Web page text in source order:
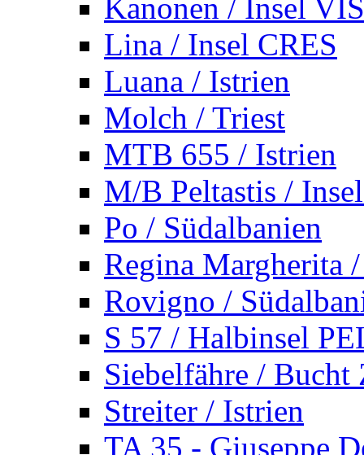
Kanonen / Insel VIS
Lina / Insel CRES
Luana / Istrien
Molch / Triest
MTB 655 / Istrien
M/B Peltastis /
Po / Südalbanien
Regina Margherita
Rovigno /
S 57 / Halbinsel
Siebelfähre / Bucht
Streiter / Istrien
TA 35 - Giuseppe